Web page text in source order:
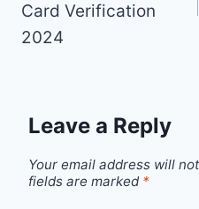
Card Verification
2024
Leave a Reply
Your email address will
fields are marked *